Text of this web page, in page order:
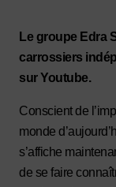
Le groupe Edra
carrossiers
sur Youtube.
Conscient de
monde
s’affiche
de se faire